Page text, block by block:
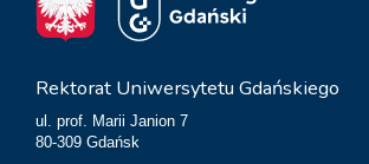
Rektorat Uniwersytetu Gdańskiego
ul. prof. Marii Janion 7
80-309 Gdańsk